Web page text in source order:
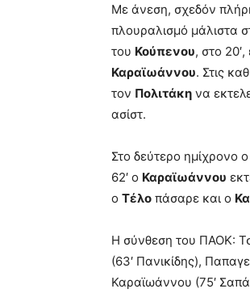
Με άνεση, σχεδόν
πλουραλισμό μάλιστα
του Κούπενου, στο
Καραϊωάννου. Στις
τον Πολιτάκη να
ασίστ.
Στο δεύτερο ημίχρονο ο
62′ ο Καραϊωάννου
ο Τέλο πάσαρε και ο
Η σύνθεση του ΠΑΟΚ:
(63′ Πανικίδης),
Καραϊωάννου (75′